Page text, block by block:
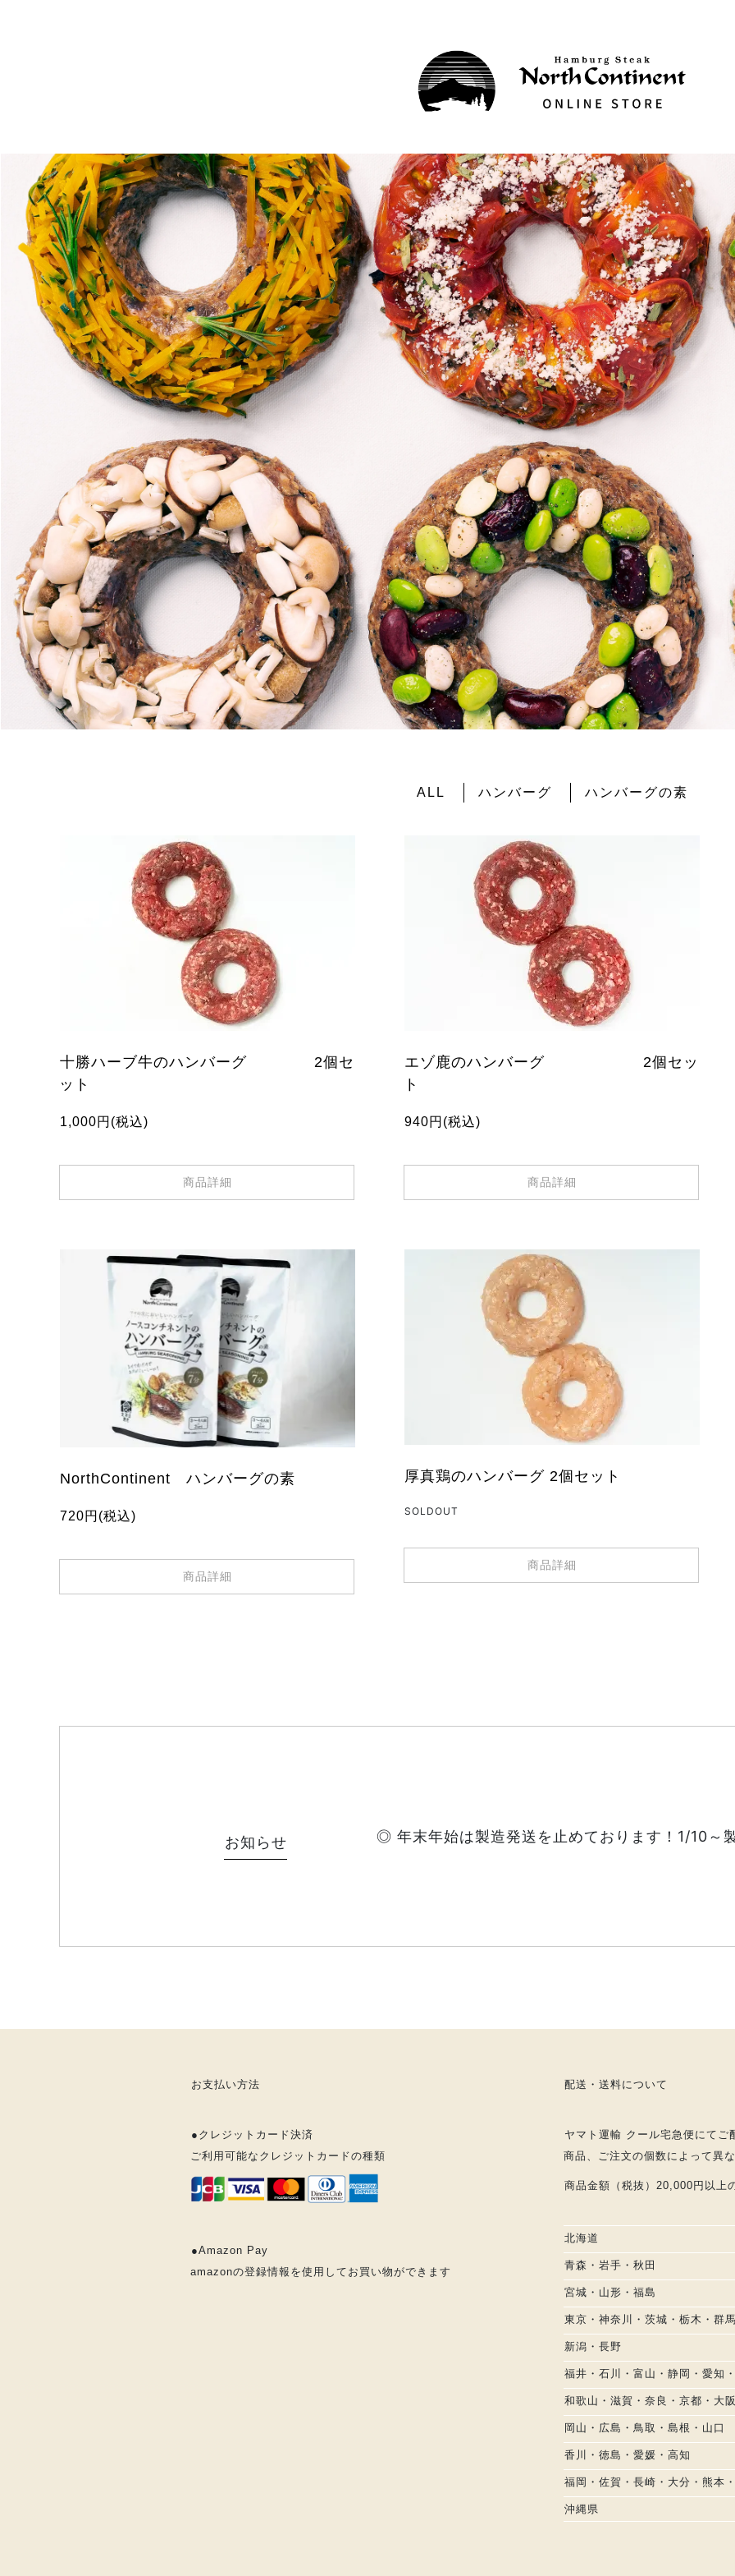
ALL ハンバーグ ハンバーグの素
十勝ハーブ牛のハンバーグ 2個セ
ット
1,000円(税込)
商品詳細
エゾ鹿のハンバーグ 2個セッ
ト
940円(税込)
商品詳細
NorthContinent ハンバーグの素
720円(税込)
商品詳細
厚真鶏のハンバーグ 2個セット
SOLDOUT
商品詳細
お知らせ ◎ 年末年始は製造発送を止めております！1/10～
お支払い方法
●クレジットカード決済
ご利用可能なクレジットカードの種類
●Amazon Pay
amazonの登録情報を使用してお買い物ができます
配送・送料について
ヤマト運輸 クール宅急便にてご
商品、ご注文の個数によって異な
商品金額（税抜）20,000円以
北海道
青森・岩手・秋田
宮城・山形・福島
東京・神奈川・茨城・栃木・群
新潟・長野
福井・石川・富山・静岡・愛知
和歌山・滋賀・奈良・京都・大
岡山・広島・鳥取・島根・山口
香川・徳島・愛媛・高知
福岡・佐賀・長崎・大分・熊本
沖縄県